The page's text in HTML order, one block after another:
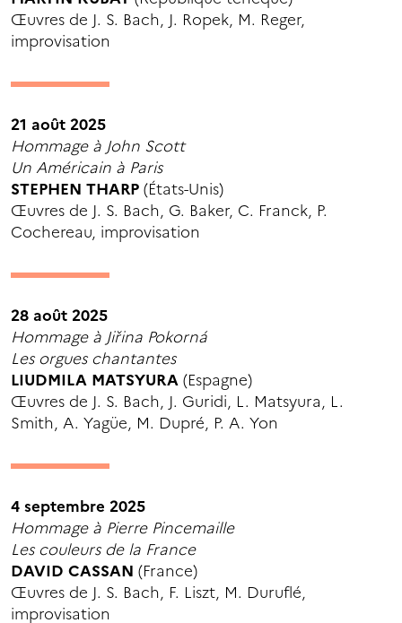
Œuvres de J. S. Bach, J. Ropek, M. Reger,
improvisation
21 août 2025
Hommage à John Scott
Un Américain à Paris
STEPHEN THARP(États-Unis)
Œuvres de J. S. Bach, G. Baker, C. Franck, P.
Cochereau, improvisation
28 août 2025
Hommage à Jiřina Pokorná
Les orgues chantantes
LIUDMILA MATSYURA(Espagne)
Œuvres de J. S. Bach, J. Guridi, L. Matsyura, L.
Smith, A. Yagüe, M. Dupré, P. A. Yon
4 septembre 2025
Hommage à Pierre Pincemaille
Les couleurs de la France
DAVID CASSAN (France)
Œuvres de J. S. Bach, F. Liszt, M. Duruflé,
improvisation